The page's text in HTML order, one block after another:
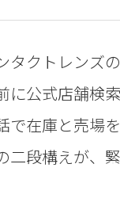
タクトレンズ
に公式店舗検
で在庫と売場
二段構えが、